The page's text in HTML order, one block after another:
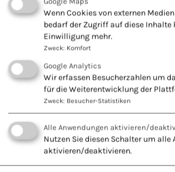
Traditionelle Europäische Naturheilkunde
Traditionelle Japanische Medizin
Massagetherapie für HP 2
Marketing für Heilpraktiker/Innen
Meditation
MPU
Mobbing und Burnout – Therapieansätze
Musik Therapie
Wenn Cookies von externen
bedarf der Zugriff auf diese Inhalte
Einwilligung mehr.
Zweck: Komfort
Google Analytics
Wir erfassen Besucherzahlen um
für die Weiterentwicklung der
Zweck: Besucher-Statistiken
Alle Anwendungen aktivieren/
Nutzen Sie diesen Schalter um alle
aktivieren/deaktivieren.